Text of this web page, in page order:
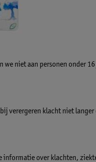
niet aan personen onder
verergeren klacht niet langer
over klachten,